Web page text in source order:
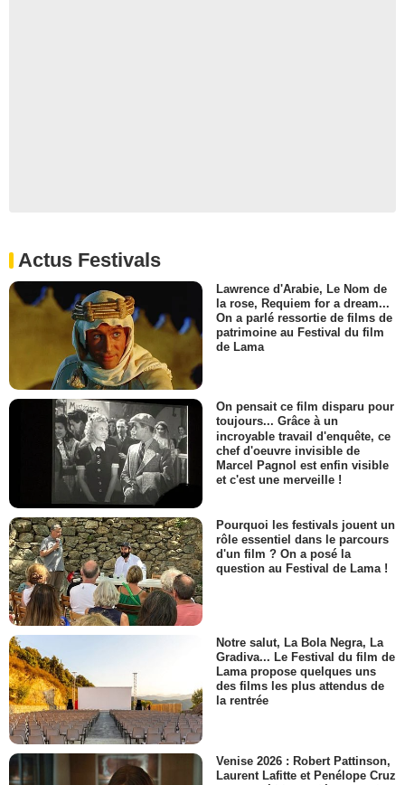
Actus Festivals
Lawrence d'Arabie, Le Nom de
la rose, Requiem for a dream...
On a parlé ressortie de films de
patrimoine au Festival du film
de Lama
On pensait ce film disparu pour
toujours... Grâce à un
incroyable travail d'enquête, ce
chef d'oeuvre invisible de
Marcel Pagnol est enfin visible
et c'est une merveille !
Pourquoi les festivals jouent un
rôle essentiel dans le parcours
d'un film ? On a posé la
question au Festival de Lama !
Notre salut, La Bola Negra, La
Gradiva... Le Festival du film de
Lama propose quelques uns
des films les plus attendus de
la rentrée
Venise 2026 : Robert Pattinson,
Laurent Lafitte et Penélope Cruz